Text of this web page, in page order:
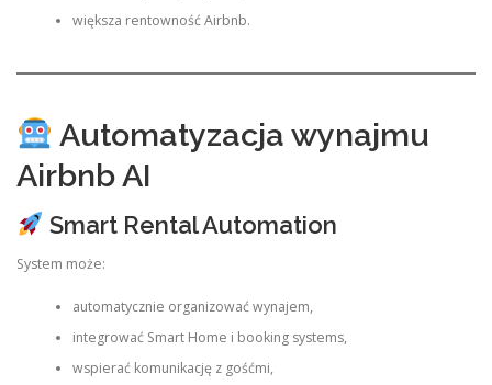
większa rentowność Airbnb.
Automatyzacja wynajmu
Airbnb AI
Smart Rental Automation
System może:
automatycznie organizować wynajem,
integrować Smart Home i booking systems,
wspierać komunikację z gośćmi,